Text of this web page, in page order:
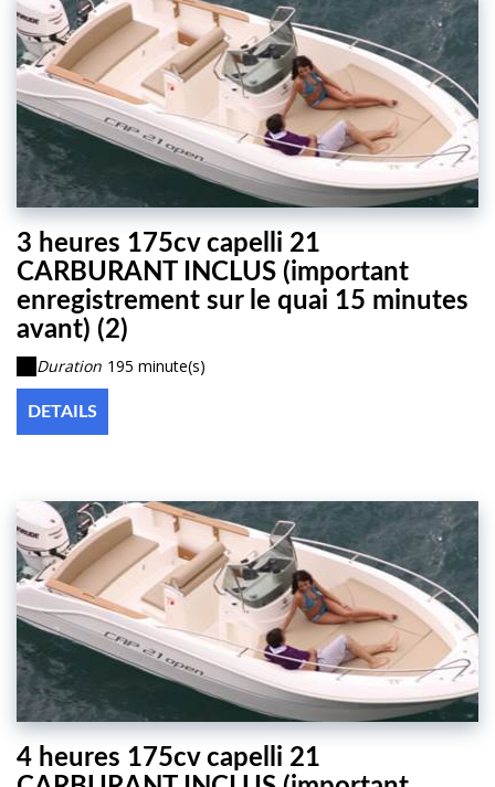
3 heures 175cv capelli 21
CARBURANT INCLUS (important
enregistrement sur le quai 15 minutes
avant) (2)
Duration 195 minute(s)
DETAILS
4 heures 175cv capelli 21